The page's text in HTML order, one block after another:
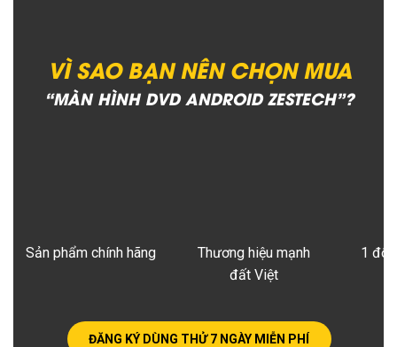
ĐĂNG KÝ DÙNG THỬ 7 NGÀY MIỄN PHÍ
VÌ SAO BẠN NÊN CHỌN MUA
“MÀN HÌNH DVD ANDROID ZESTECH”?
Thương hiệu mạnh
đất Việt
Sản phẩm chính hãng 1 đổi